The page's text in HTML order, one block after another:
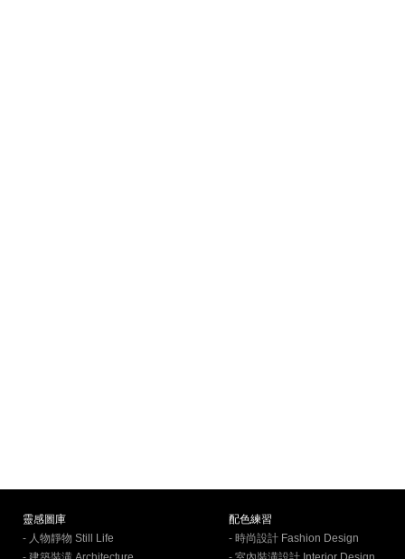
靈感圖庫
- 人物靜物 Still Life
配色練習
- 時尚設計 Fashion Design